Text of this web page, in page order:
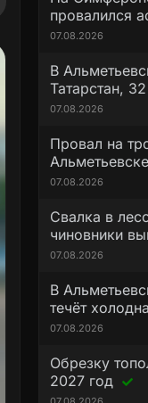
провалился
07.08.2026
В
Татарстан, 32
07.08.2026
Провал на
07.08.2026
Свалка в
чиновники
07.08.2026
В
течёт
07.08.2026
Обрезку
2027 год